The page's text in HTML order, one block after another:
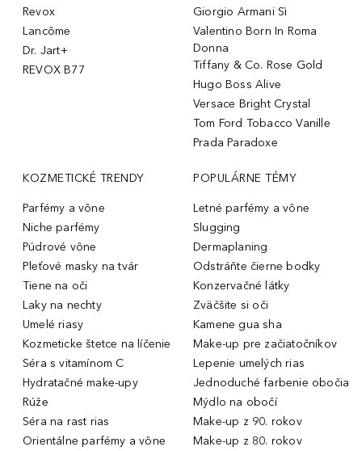
Revox
Lancôme
Dr. Jart+
REVOX B77
Giorgio Armani Sì
Valentino Born In Roma
Donna
Tiffany & Co. Rose Gold
Hugo Boss Alive
Versace Bright Crystal
Tom Ford Tobacco Vanille
Prada Paradoxe
KOZMETICKÉ TRENDY
Parfémy a vône
Niche parfémy
Púdrové vône
Pleťové masky na tvár
Tiene na oči
Laky na nechty
Umelé riasy
Kozmeticke štetce na líčenie
Séra s vitamínom C
Hydratačné make-upy
Rúže
Séra na rast rias
Orientálne parfémy a vône
POPULÁRNE TÉMY
Letné parfémy a vône
Slugging
Dermaplaning
Odstráňte čierne bodky
Konzervačné látky
Zväčšite si oči
Kamene gua sha
Make-up pre začiatočníkov
Lepenie umelých rias
Jednoduché farbenie obočia
Mýdlo na obočí
Make-up z 90. rokov
Make-up z 80. rokov